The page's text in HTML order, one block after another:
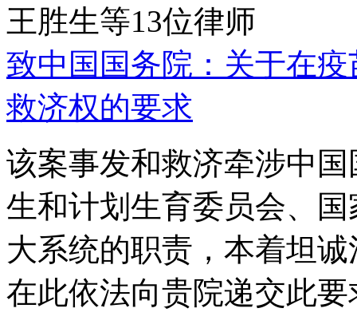
王胜生等13位律师
致中国国务院：关于在
救济权的要求
该案事发和救济牵涉中
生和计划生育委员会、
大系统的职责，本着坦
在此依法向贵院递交此要